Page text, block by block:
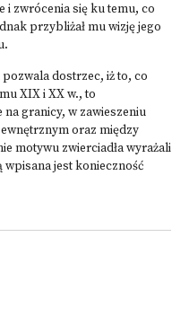
i zwrócenia się ku temu, co
przybliżał mu wizję jego
dostrzec, iż to, co
XIX i XX w., to
na granicy, w zawieszeniu
oraz między
motywu zwierciadła wyrażali
jest konieczność